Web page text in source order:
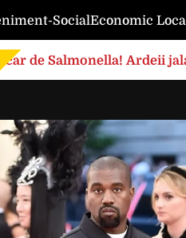
SocialEconomic
de Salmonella! Ardeii